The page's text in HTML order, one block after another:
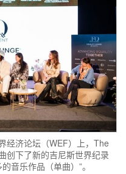
经济论坛（WEF）上，The
创下了新的吉尼斯世界纪录
音乐作品（单曲）”。